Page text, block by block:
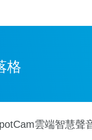
格
雲端智慧聲